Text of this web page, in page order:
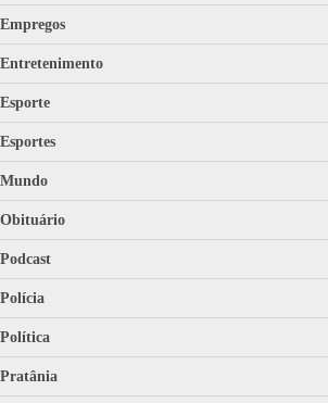
Empregos
Entretenimento
Esporte
Esportes
Mundo
Obituário
Podcast
Polícia
Política
Pratânia